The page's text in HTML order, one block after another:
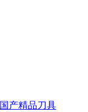
国产精品刀具